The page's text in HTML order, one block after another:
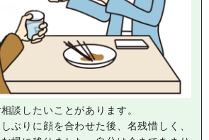
談したいことがあります。
ぶりに顔を合わせた後、名残惜しく、